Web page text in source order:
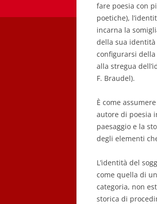
fare poesia con
poetiche),
incarna la
della sua identità
configurarsi della
alla stregua
F. Braudel).
È come
autore di poesia
paesaggio e la
degli elementi
L’identità del
come quella di
categoria, non
storica di